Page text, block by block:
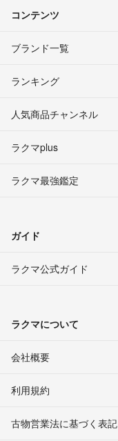
コンテンツ
ブランド一覧
ランキング
人気商品チャンネル
ラクマplus
ラクマ最強鑑定
ガイド
ラクマ公式ガイド
ラクマについて
会社概要
利用規約
古物営業法に基づく表記